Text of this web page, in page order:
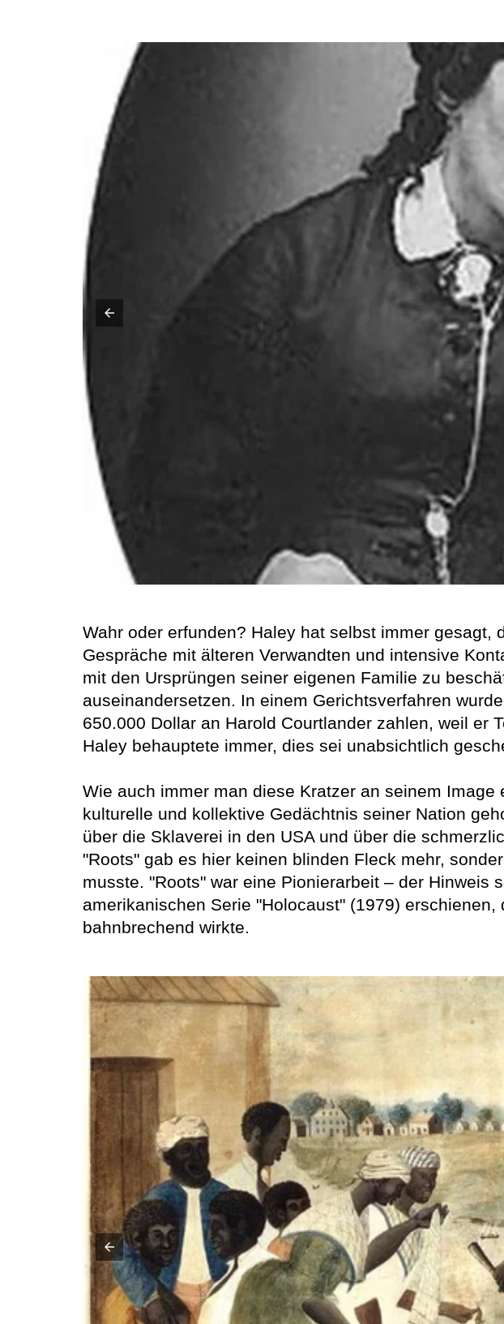
Wahr oder erfunden? Haley hat selbst immer gesagt,
Gespräche mit älteren Verwandten und intensive
mit den Ursprüngen seiner eigenen Familie zu
auseinandersetzen. In einem Gerichtsverfahren
650.000 Dollar an Harold Courtlander zahlen, weil er
Haley behauptete immer, dies sei unabsichtlich
Wie auch immer man diese Kratzer an seinem
kulturelle und kollektive Gedächtnis seiner Nation
über die Sklaverei in den USA und über die
"Roots" gab es hier keinen blinden Fleck mehr,
musste. "Roots" war eine Pionierarbeit – der
amerikanischen Serie "Holocaust" (1979)
bahnbrechend wirkte.